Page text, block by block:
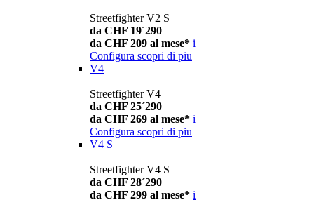
Streetfighter V2 S
da CHF 19´290
da CHF 209 al mese* i
Configura scopri di piu
V4
Streetfighter V4
da CHF 25´290
da CHF 269 al mese* i
Configura scopri di piu
V4 S
Streetfighter V4 S
da CHF 28´290
da CHF 299 al mese* i